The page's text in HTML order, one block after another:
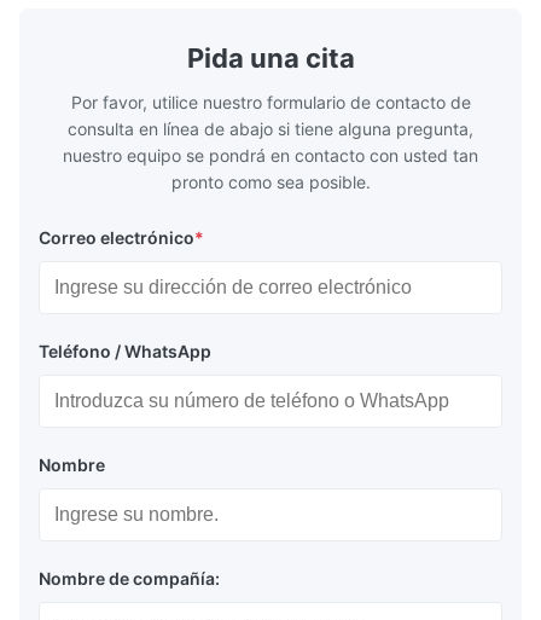
Pida una cita
Por favor, utilice nuestro formulario de contacto de
consulta en línea de abajo si tiene alguna pregunta,
nuestro equipo se pondrá en contacto con usted tan
pronto como sea posible.
Correo electrónico*
Teléfono / WhatsApp
Nombre
Nombre de compañía: